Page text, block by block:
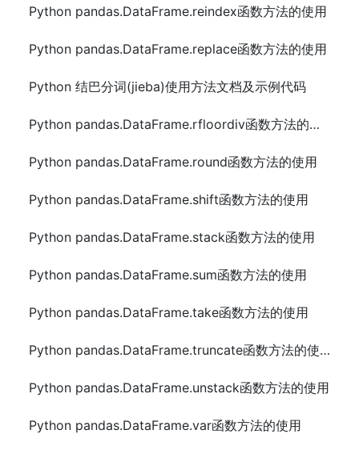
Python pandas.DataFrame.reindex函数方法的使用
Python pandas.DataFrame.replace函数方法的使用
Python 结巴分词(jieba)使用方法文档及示例代码
Python pandas.DataFrame.rfloordiv函数方法的使用
Python pandas.DataFrame.round函数方法的使用
Python pandas.DataFrame.shift函数方法的使用
Python pandas.DataFrame.stack函数方法的使用
Python pandas.DataFrame.sum函数方法的使用
Python pandas.DataFrame.take函数方法的使用
Python pandas.DataFrame.truncate函数方法的使用
Python pandas.DataFrame.unstack函数方法的使用
Python pandas.DataFrame.var函数方法的使用